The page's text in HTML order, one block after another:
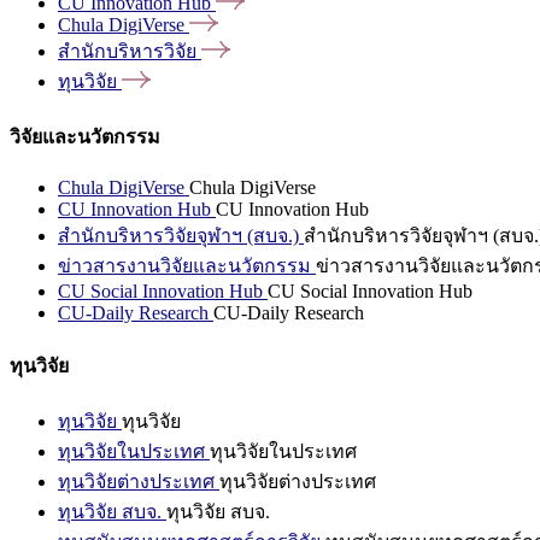
Chula DigiVerse
สำนักบริหารวิจัย
ทุนวิจัย
วิจัยและนวัตกรรม
Chula DigiVerse Chula DigiVerse
CU Innovation Hub CU Innovation Hub
สำนักบริหารวิจัยจุฬาฯ (สบจ.) สำนักบริหารวิจัยจุฬาฯ (สบจ
ข่าวสารงานวิจัยและนวัตกรรม ข่าวสารงานวิจัยและนวัตก
CU Social Innovation Hub CU Social Innovation Hub
CU-Daily Research CU-Daily Research
ทุนวิจัย
ทุนวิจัย ทุนวิจัย
ทุนวิจัยในประเทศ ทุนวิจัยในประเทศ
ทุนวิจัยต่างประเทศ ทุนวิจัยต่างประเทศ
ทุนวิจัย สบจ. ทุนวิจัย สบจ.